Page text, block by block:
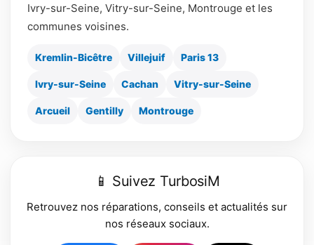
Ivry-sur-Seine, Vitry-sur-Seine, Montrouge et les
communes voisines.
Kremlin-Bicêtre Villejuif Paris 13
Ivry-sur-Seine Cachan Vitry-sur-Seine
Arcueil Gentilly Montrouge
📱 Suivez TurbosiM
Retrouvez nos réparations, conseils et actualités sur
nos réseaux sociaux.